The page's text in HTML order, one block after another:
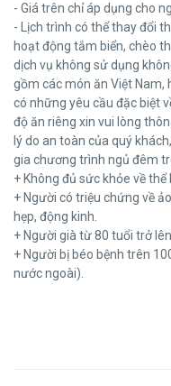
- Giá trên chỉ áp dụng cho
- Lịch trình có thể thay đổi
hoạt động tắm biển, chèo
dịch vụ không sử dụng
gồm các món ăn Việt Nam,
có những yêu cầu đặc biệt
độ ăn riêng xin vui lòng
lý do an toàn của quý
gia chương trình ngủ đêm
+ Không đủ sức khỏe về
+ Người có triệu chứng về
hẹp, động kinh.
+ Người già từ 80 tuổi trở lên.
+ Người bị béo bệnh trên
nước ngoài).